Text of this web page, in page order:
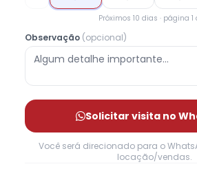
Próximos 10 dias · página 1
Observação (opcional)
Solicitar visita no
Você será direcionado para o
locação/vendas.